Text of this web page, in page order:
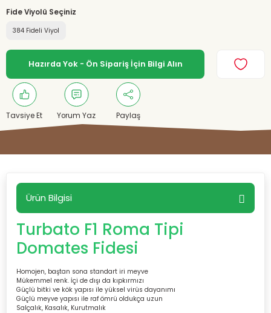
Fide Viyolü Seçiniz
384 Fideli Viyol
Hazırda Yok - Ön Sipariş İçin Bilgi Alın
Tavsiye Et Yorum Yaz Paylaş
Ürün Bilgisi
Turbato F1 Roma Tipi
Domates Fidesi
Homojen, baştan sona standart iri meyve
Mükemmel renk. İçi de dışı da kıpkırmızı
Güçlü bitki ve kök yapısı ile yüksel virüs dayanımı
Güçlü meyve yapısı ile raf ömrü oldukça uzun
Salçalık, Kasalık, Kurutmalık